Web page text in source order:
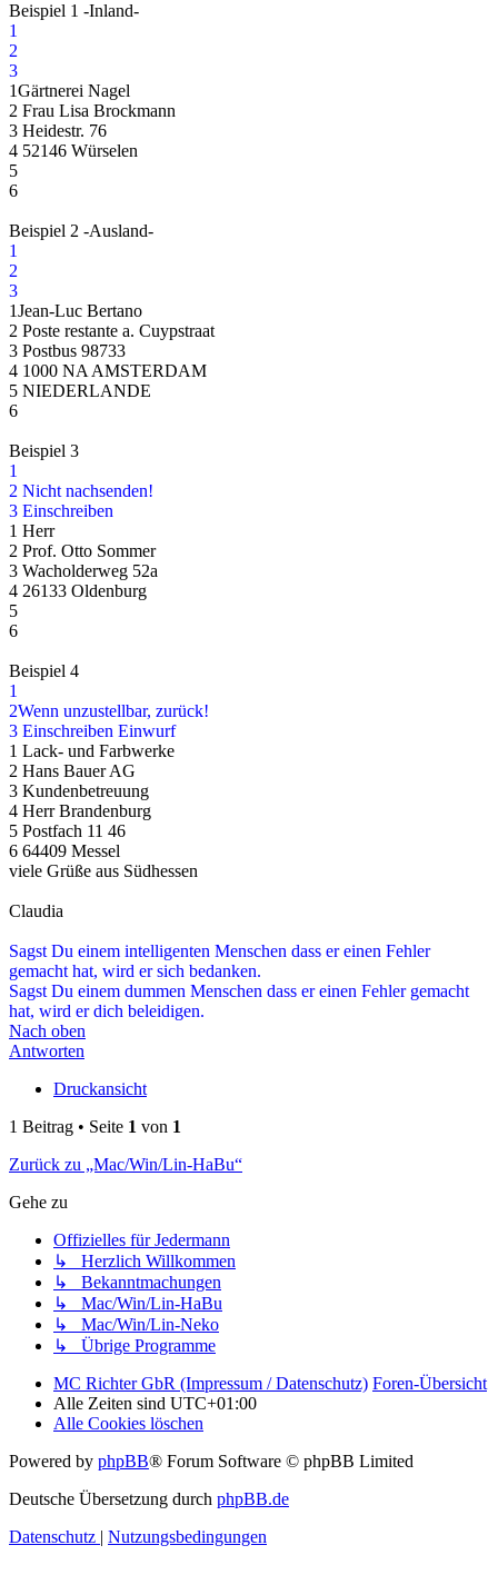
Beispiel 1 -Inland-
1
2
3
1Gärtnerei Nagel
2 Frau Lisa Brockmann
3 Heidestr. 76
4 52146 Würselen
5
6
Beispiel 2 -Ausland-
1
2
3
1Jean-Luc Bertano
2 Poste restante a. Cuypstraat
3 Postbus 98733
4 1000 NA AMSTERDAM
5 NIEDERLANDE
6
Beispiel 3
1
2 Nicht nachsenden!
3 Einschreiben
1 Herr
2 Prof. Otto Sommer
3 Wacholderweg 52a
4 26133 Oldenburg
5
6
Beispiel 4
1
2Wenn unzustellbar, zurück!
3 Einschreiben Einwurf
1 Lack- und Farbwerke
2 Hans Bauer AG
3 Kundenbetreuung
4 Herr Brandenburg
5 Postfach 11 46
6 64409 Messel
viele Grüße aus Südhessen
Claudia
Sagst Du einem intelligenten Menschen dass er einen Fehler
gemacht hat, wird er sich bedanken.
Sagst Du einem dummen Menschen dass er einen Fehler gemacht
hat, wird er dich beleidigen.
Nach oben
Antworten
Druckansicht
1 Beitrag • Seite 1 von 1
Zurück zu „Mac/Win/Lin-HaBu“
Gehe zu
Offizielles für Jedermann
↳ Herzlich Willkommen
↳ Bekanntmachungen
↳ Mac/Win/Lin-HaBu
↳ Mac/Win/Lin-Neko
↳ Übrige Programme
MC Richter GbR (Impressum / Datenschutz) Foren-Übersicht
Alle Zeiten sind UTC+01:00
Alle Cookies löschen
Powered by phpBB® Forum Software © phpBB Limited
Deutsche Übersetzung durch phpBB.de
Datenschutz | Nutzungsbedingungen